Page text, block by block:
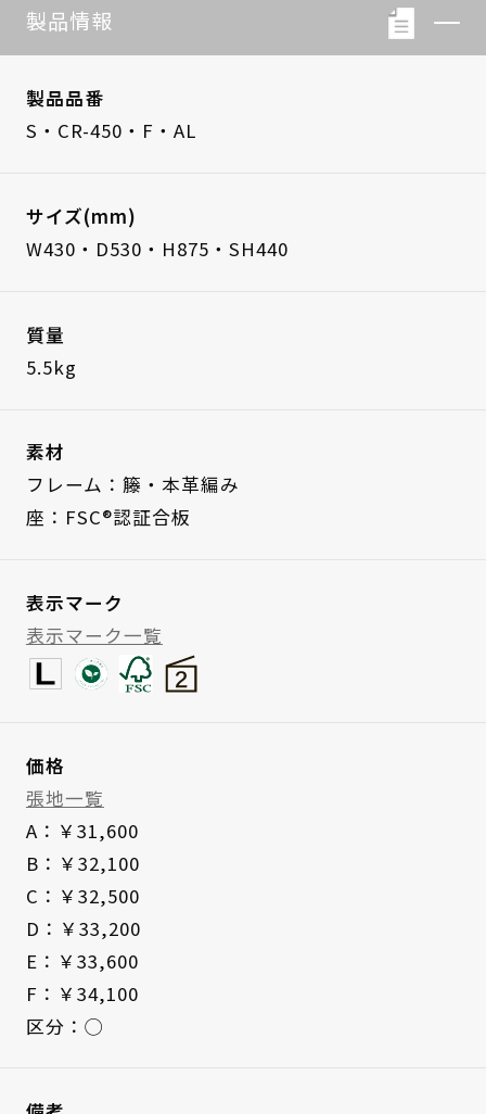
製品情報
製品品番
S・CR-450・F・AL
サイズ(mm)
W430・D530・H875・SH440
質量
5.5kg
素材
フレーム：籐・本革編み
座：FSC®認証合板
表示マーク
表示マーク一覧
価格
張地一覧
A：￥31,600
B：￥32,100
C：￥32,500
D：￥33,200
E：￥33,600
F：￥34,100
区分：◯